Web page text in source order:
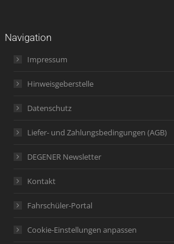
Navigation
Impressum
Hinweisgeberstelle
Datenschutz
Liefer- und Zahlungsbedingungen (AGB)
DEGENER Newsletter
Kontakt
Fahrschüler-Portal
Cookie-Einstellungen anpassen